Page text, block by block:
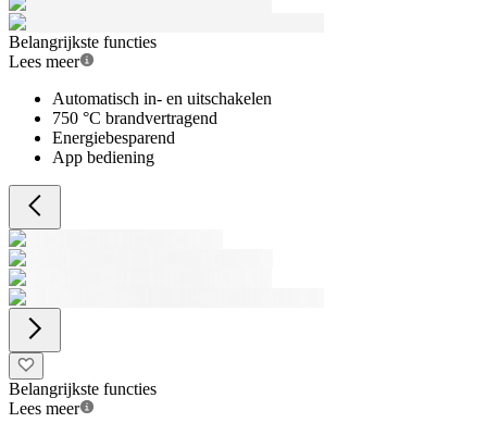
Belangrijkste functies
Lees meer
Automatisch in- en uitschakelen
750 °C brandvertragend
Energiebesparend
App bediening
Belangrijkste functies
Lees meer